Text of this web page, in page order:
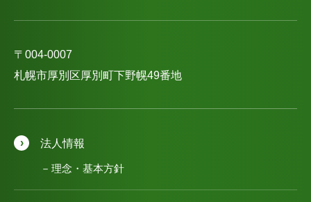
〒004-0007
札幌市厚別区厚別町下野幌49番地
法人情報
理念・基本方針